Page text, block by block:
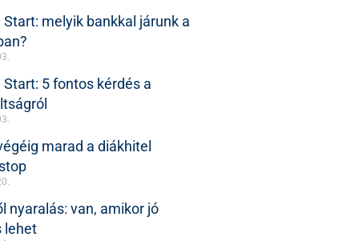
Start: melyik bankkal járunk a
Start: 5 fontos kérdés a
marad a diákhitel
nyaralás: van, amikor jó
lehet